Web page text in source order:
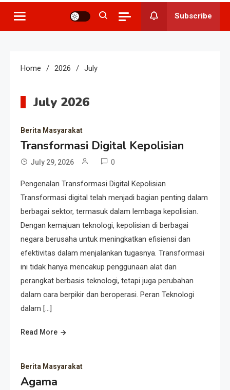
Subscribe
Home 2026 July
July 2026
Berita Masyarakat
Transformasi Digital Kepolisian
July 29, 2026 0
Pengenalan Transformasi Digital Kepolisian
Transformasi digital telah menjadi bagian penting dalam
berbagai sektor, termasuk dalam lembaga kepolisian.
Dengan kemajuan teknologi, kepolisian di berbagai
negara berusaha untuk meningkatkan efisiensi dan
efektivitas dalam menjalankan tugasnya. Transformasi
ini tidak hanya mencakup penggunaan alat dan
perangkat berbasis teknologi, tetapi juga perubahan
dalam cara berpikir dan beroperasi. Peran Teknologi
dalam […]
Read More
Berita Masyarakat
Agama